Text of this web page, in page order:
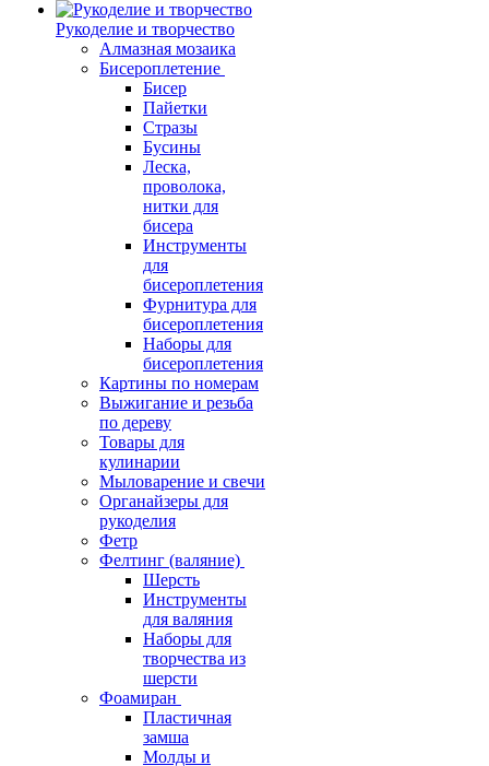
Рукоделие и творчество
Алмазная мозаика
Бисероплетение
Бисер
Пайетки
Стразы
Бусины
Леска,
проволока,
нитки для
бисера
Инструменты
для
бисероплетения
Фурнитура для
бисероплетения
Наборы для
бисероплетения
Картины по номерам
Выжигание и резьба
по дереву
Товары для
кулинарии
Мыловарение и свечи
Органайзеры для
рукоделия
Фетр
Фелтинг (валяние)
Шерсть
Инструменты
для валяния
Наборы для
творчества из
шерсти
Фоамиран
Пластичная
замша
Молды и